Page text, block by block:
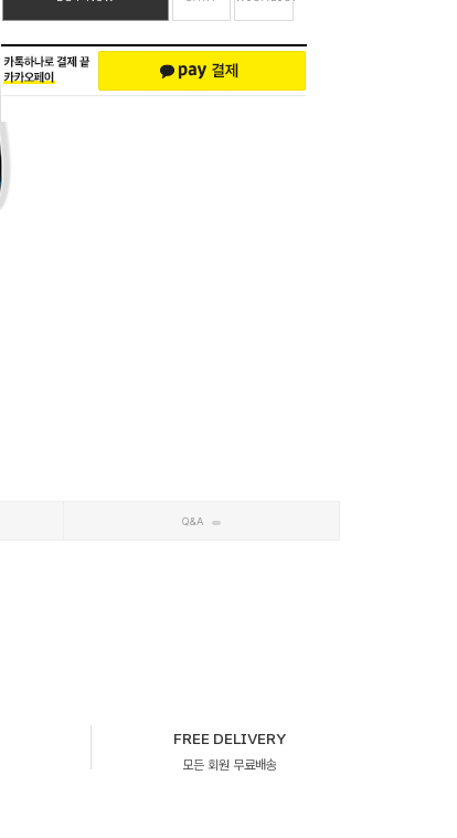
Q&A
FREE DELIVERY
모든 회원 무료배송